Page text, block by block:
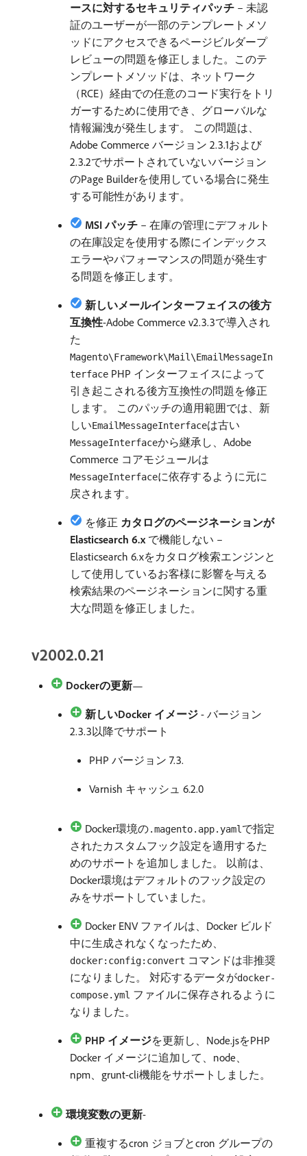
ースに対するセキュリティパッチ – 未認
証のユーザーが一部のテンプレートメソ
ッドにアクセスできるページビルダープ
レビューの問題を修正しました。このテ
ンプレートメソッドは、ネットワーク
（RCE）経由での任意のコード実行をトリ
ガーするために使用でき、グローバルな
情報漏洩が発生します。 この問題は、
Adobe Commerce バージョン 2.3.1および
2.3.2でサポートされていないバージョン
のPage Builderを使用している場合に発生
する可能性があります。
MSI パッチ – 在庫の管理にデフォルト
の在庫設定を使用する際にインデックス
エラーやパフォーマンスの問題が発生す
る問題を修正します。
新しいメールインターフェイスの後方
互換性-Adobe Commerce v2.3.3で導入され
た
Magento\Framework\Mail\EmailMessageIn
terface PHP インターフェイスによって
引き起こされる後方互換性の問題を修正
します。 このパッチの適用範囲では、新
しいEmailMessageInterfaceは古い
MessageInterfaceから継承し、Adobe
Commerce コアモジュールは
MessageInterfaceに依存するように元に
戻されます。
を修正​ カタログのページネーションが
Elasticsearch 6.x​で機能しない –
Elasticsearch 6.xをカタログ検索エンジンと
して使用しているお客様に影響を与える
検索結果のページネーションに関する重
大な問題を修正しました。
v2002.0.21
Dockerの更新—
新しいDocker イメージ - バージョン
2.3.3以降でサポート
PHP バージョン 7.3.
Varnish キャッシュ 6.2.0
Docker環境の.magento.app.yaml で指定
されたカスタムフック設定を適用するた
めのサポートを追加しました。 以前は、
Docker環境はデフォルトのフック設定の
みをサポートしていました。
Docker ENV ファイルは、Docker ビルド
中に生成されなくなったため、
docker:config:convert コマンドは非推奨
になりました。 対応するデータがdocker-
compose.yml ファイルに保存されるように
なりました。
PHP イメージ​を更新し、Node.jsをPHP
Docker イメージに追加して、node、
npm、grunt-cli機能をサポートしました。
環境変数の更新-
重複するcron ジョブとcron グループの